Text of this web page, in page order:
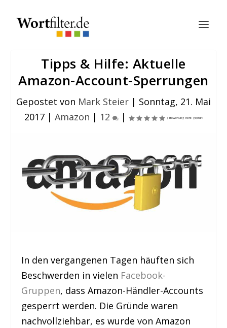
Tipps & Hilfe: Aktuelle
Amazon-Account-Sperrungen
Gepostet von Mark Steier | Sonntag, 21. Mai
2017 | Amazon | 12 |
In den vergangenen Tagen häuften sich
Beschwerden in vielen Facebook-
Gruppen, dass Amazon-Händler-Accounts
gesperrt werden. Die Gründe waren
nachvollziehbar, es wurde von Amazon